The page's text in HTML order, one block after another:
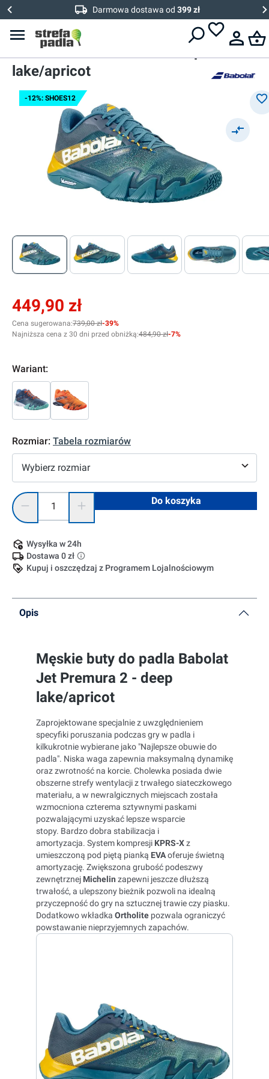
Darmowa dostawa od 399 zł
Męskie buty do padla
Babolat Jet Premura 2 - deep
lake/apricot
-12%: SHOES12
449,90 zł
Cena sugerowana:739,00 zł-39%
Najniższa cena z 30 dni przed obniżką:484,90 zł-7%
Wariant:
Rozmiar: Tabela rozmiarów
Wybierz rozmiar
Ilość produktu: Wprowadź żądaną ilość lub użyj
Do koszyka
Wysyłka w 24h
Dostawa 0 zł
Kupuj i oszczędzaj z Programem Lojalnościowym
Opis
Męskie buty do padla Babolat
Jet Premura 2 - deep
lake/apricot
Zaprojektowane specjalnie z uwzględnieniem
specyfiki poruszania podczas gry w padla i
kilkukrotnie wybierane jako "Najlepsze obuwie do
padla". Niska waga zapewnia maksymalną dynamikę
oraz zwrotność na korcie. Cholewka posiada dwie
obszerne strefy wentylacji z trwałego siateczkowego
materiału, a w newralgicznych miejscach została
wzmocniona czterema sztywnymi paskami
pozwalającymi uzyskać lepsze wsparcie
stopy. Bardzo dobra stabilizacja i
amortyzacja. System kompresji KPRS-Xz
umieszczoną pod piętą pianką EVAoferuje świetną
amortyzację. Zwiększona grubość podeszwy
zewnętrznej Michelin zapewni jeszcze dłuższą
trwałość, a ulepszony bieżnik pozwoli na idealną
przyczepność do gry na sztucznej trawie czy piasku.
Dodatkowo wkładka Ortholite pozwala ograniczyć
powstawanie nieprzyjemnych zapachów.